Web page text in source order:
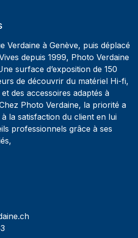
Verdaine à Genève, puis déplacé
depuis 1999, Photo Verdaine
surface d’exposition de 150
de découvrir du matériel Hi-fi,
des accessoires adaptés à
Photo Verdaine, la priorité a
la satisfaction du client en lui
professionnels grâce à ses